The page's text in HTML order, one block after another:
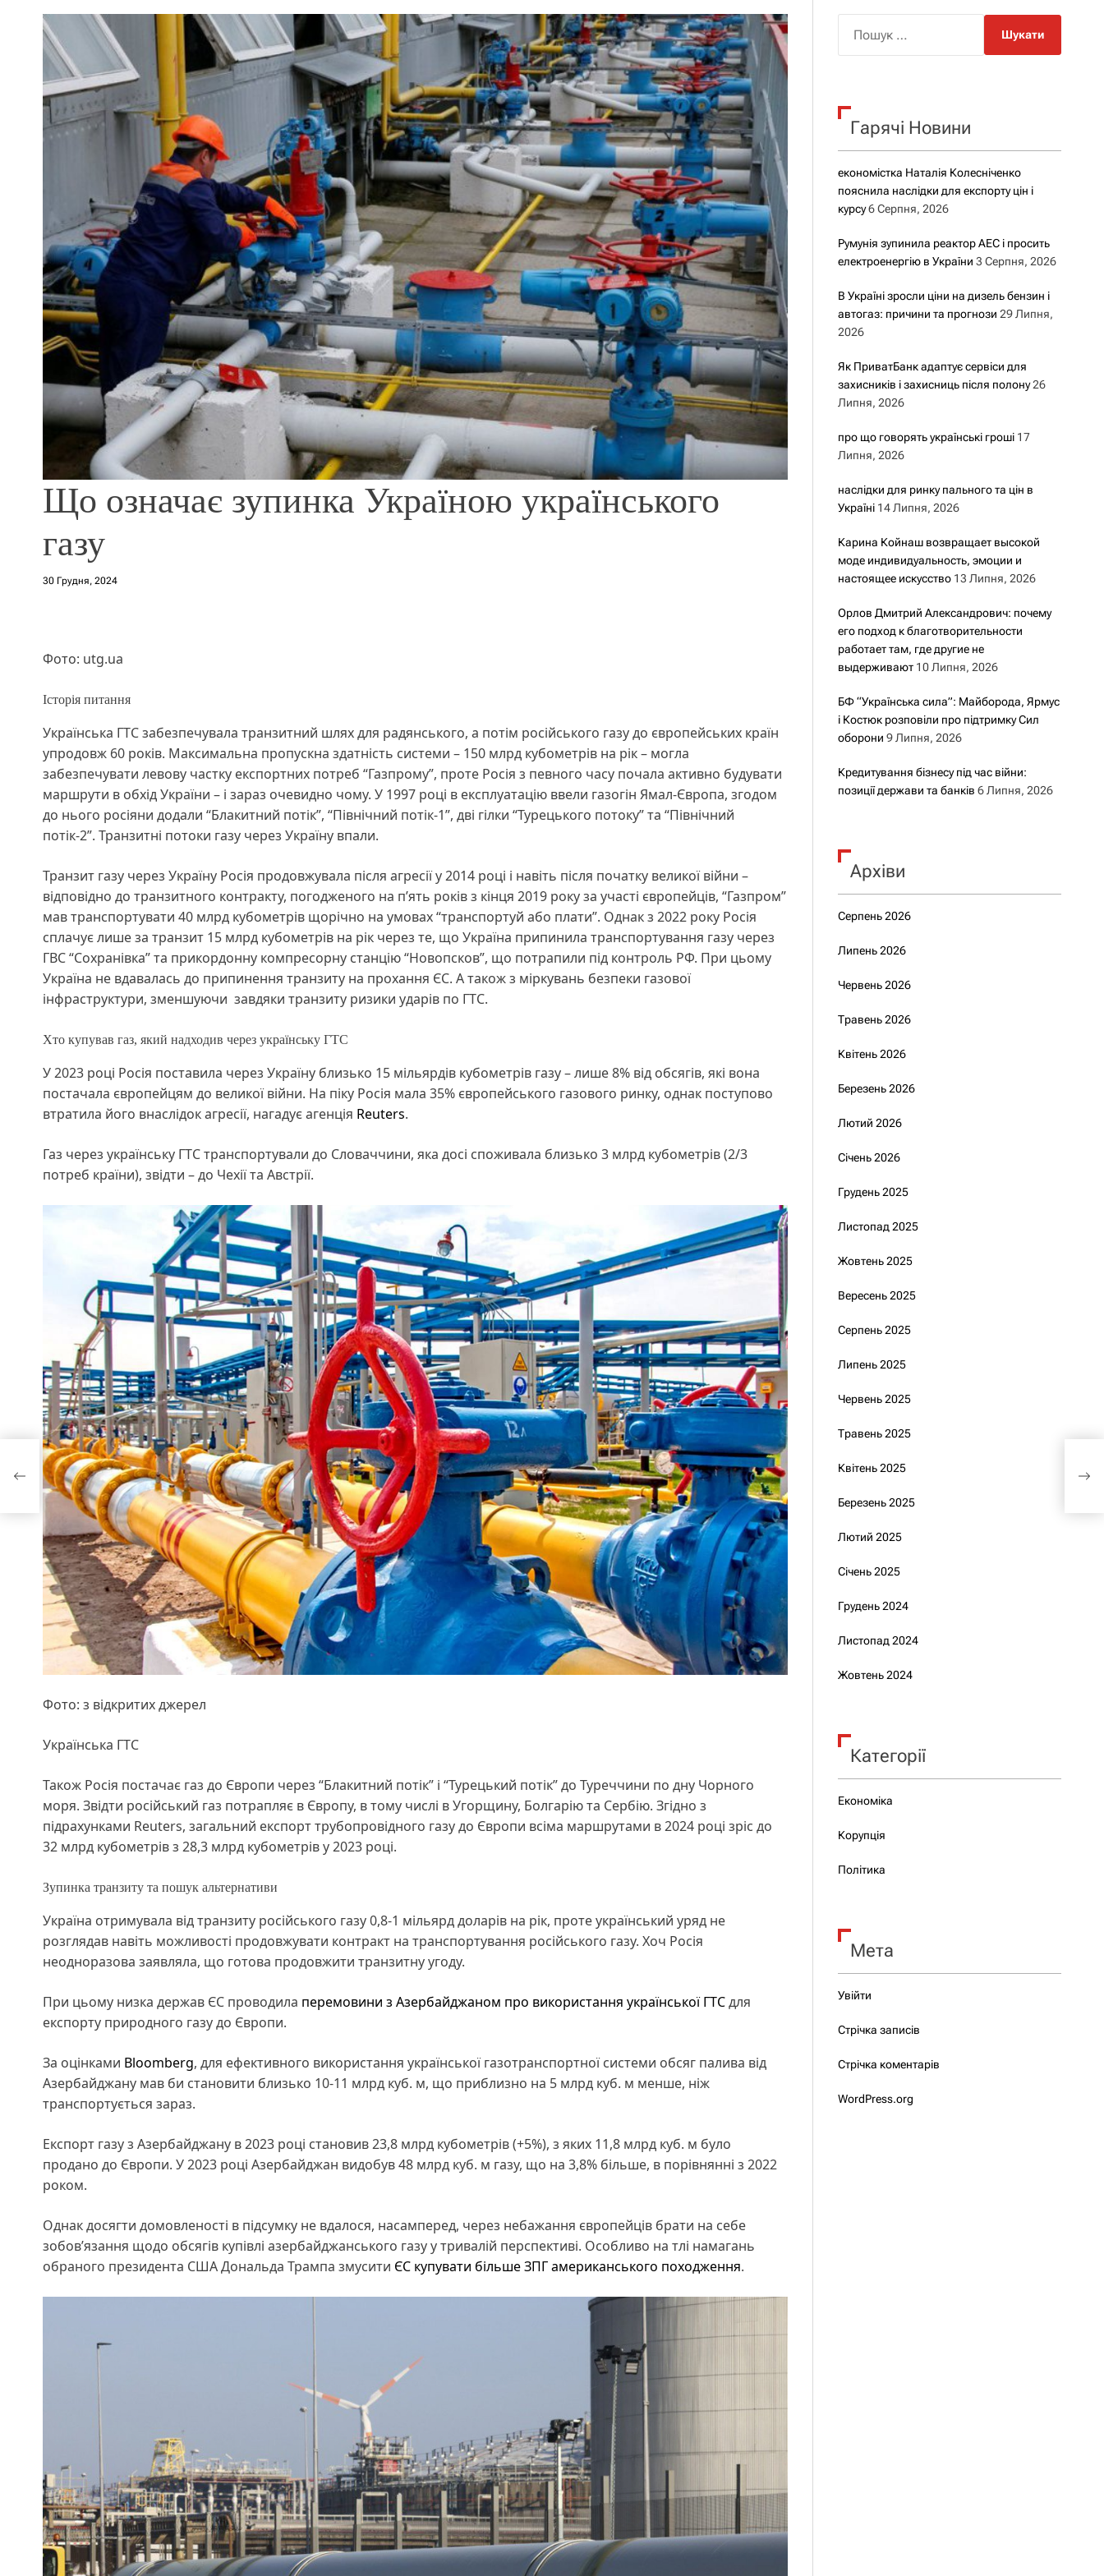
р
о
у
Що означає зупинка Україною українського
газу
30 Грудня, 2024
Фото: utg.ua
Історія питання
Українська ГТС забезпечувала транзитний шлях для радянського, а потім російського газу до європейських країн
упродовж 60 років. Максимальна пропускна здатність системи – 150 млрд кубометрів на рік – могла
забезпечувати левову частку експортних потреб “Газпрому”, проте Росія з певного часу почала активно будувати
маршрути в обхід України – і зараз очевидно чому. У 1997 році в експлуатацію ввели газогін Ямал-Європа, згодом
до нього росіяни додали “Блакитний потік”, “Північний потік-1”, дві гілки “Турецького потоку” та “Північний
потік-2”. Транзитні потоки газу через Україну впали.
Транзит газу через Україну Росія продовжувала після агресії у 2014 році і навіть після початку великої війни –
відповідно до транзитного контракту, погодженого на п’ять років з кінця 2019 року за участі європейців, “Газпром”
мав транспортувати 40 млрд кубометрів щорічно на умовах “транспортуй або плати”. Однак з 2022 року Росія
сплачує лише за транзит 15 млрд кубометрів на рік через те, що Україна припинила транспортування газу через
ГВС “Сохранівка” та прикордонну компресорну станцію “Новопсков”, що потрапили під контроль РФ. При цьому
Україна не вдавалась до припинення транзиту на прохання ЄС. А також з міркувань безпеки газової
інфраструктури, зменшуючи завдяки транзиту ризики ударів по ГТС.
Хто купував газ, який надходив через українську ГТС
У 2023 році Росія поставила через Україну близько 15 мільярдів кубометрів газу – лише 8% від обсягів, які вона
постачала європейцям до великої війни. На піку Росія мала 35% європейського газового ринку, однак поступово
втратила його внаслідок агресії, нагадує агенція Reuters.
Газ через українську ГТС транспортували до Словаччини, яка досі споживала близько 3 млрд кубометрів (2/3
потреб країни), звідти – до Чехії та Австрії.
Фото: з відкритих джерел
Українська ГТС
Також Росія постачає газ до Європи через “Блакитний потік” і “Турецький потік” до Туреччини по дну Чорного
моря. Звідти російський газ потрапляє в Європу, в тому числі в Угорщину, Болгарію та Сербію. Згідно з
підрахунками Reuters, загальний експорт трубопровідного газу до Європи всіма маршрутами в 2024 році зріс до
32 млрд кубометрів з 28,3 млрд кубометрів у 2023 році.
Зупинка транзиту та пошук альтернативи
Україна отримувала від транзиту російського газу 0,8-1 мільярд доларів на рік, проте український уряд не
розглядав навіть можливості продовжувати контракт на транспортування російського газу. Хоч Росія
неодноразова заявляла, що готова продовжити транзитну угоду.
При цьому низка держав ЄС проводила перемовини з Азербайджаном про використання української ГТСдля
експорту природного газу до Європи.
За оцінками Bloomberg, для ефективного використання української газотранспортної системи обсяг палива від
Азербайджану мав би становити близько 10-11 млрд куб. м, що приблизно на 5 млрд куб. м менше, ніж
транспортується зараз.
Експорт газу з Азербайджану в 2023 році становив 23,8 млрд кубометрів (+5%), з яких 11,8 млрд куб. м було
продано до Європи. У 2023 році Азербайджан видобув 48 млрд куб. м газу, що на 3,8% більше, в порівнянні з 2022
роком.
Однак досягти домовленості в підсумку не вдалося, насамперед, через небажання європейців брати на себе
зобов’язання щодо обсягів купівлі азербайджанського газу у тривалій перспективі. Особливо на тлі намагань
обраного президента США Дональда Трампа змусити ЄС купувати більше ЗПГ американського походження.
к
Гарячі Новини
економістка Наталія Колесніченко
пояснила наслідки для експорту цін і
курсу 6 Серпня, 2026
Румунія зупинила реактор АЕС і просить
електроенергію в України 3 Серпня, 2026
В Україні зросли ціни на дизель бензин і
автогаз: причини та прогнози 29 Липня,
2026
Як ПриватБанк адаптує сервіси для
захисників і захисниць після полону 26
Липня, 2026
про що говорять українські гроші 17
Липня, 2026
наслідки для ринку пального та цін в
Україні 14 Липня, 2026
Карина Койнаш возвращает высокой
моде индивидуальность, эмоции и
настоящее искусство 13 Липня, 2026
Орлов Дмитрий Александрович: почему
его подход к благотворительности
работает там, где другие не
выдерживают 10 Липня, 2026
БФ “Українська сила”: Майборода, Ярмус
і Костюк розповіли про підтримку Сил
оборони 9 Липня, 2026
Кредитування бізнесу під час війни:
позиції держави та банків 6 Липня, 2026
Архіви
Серпень 2026
Липень 2026
Червень 2026
Травень 2026
Квітень 2026
Березень 2026
Лютий 2026
Січень 2026
Грудень 2025
Листопад 2025
Жовтень 2025
Вересень 2025
Серпень 2025
Липень 2025
Червень 2025
Травень 2025
Квітень 2025
Березень 2025
Лютий 2025
Січень 2025
Грудень 2024
Листопад 2024
Жовтень 2024
Категорії
Економіка
Корупція
Політика
Мета
Увійти
Стрічка записів
Стрічка коментарів
WordPress.org